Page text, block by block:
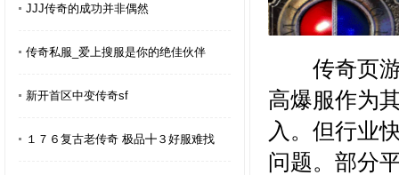
JJJ传奇的成功并非偶然
传奇私服_爱上搜服是你的绝佳伙伴
新开首区中变传奇sf
１７６复古老传奇 极品╋３好服难找
传奇页游
高爆服作为
入。但行业
问题。部分